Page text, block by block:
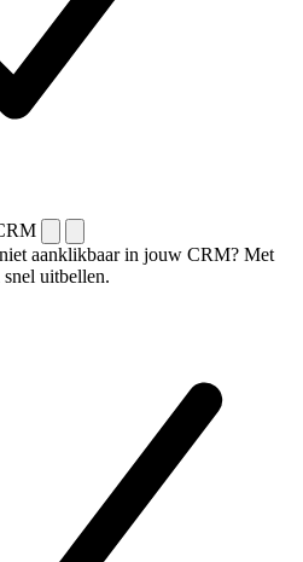
aanklikbaar in jouw CRM? Met
uitbellen.